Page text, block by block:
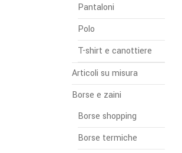
Pantaloni
Polo
T-shirt e canottiere
Articoli su misura
Borse e zaini
Borse shopping
Borse termiche